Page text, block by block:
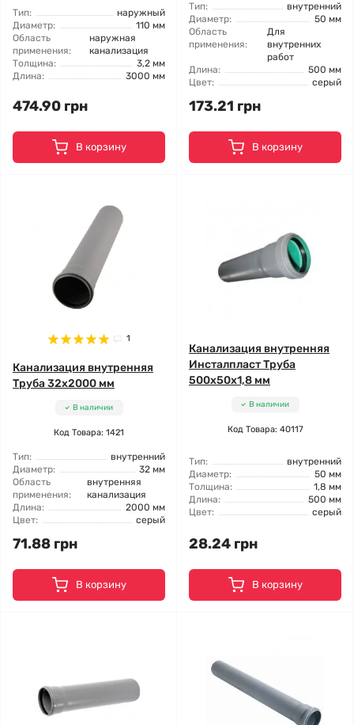
Тип:
наружный
Диаметр:
110 мм
Область
применения:
наружная
канализация
Толщина:
3,2 мм
Длина:
3000 мм
474.90 грн
В корзину
Тип:
внутренний
Диаметр:
50 мм
Область
применения:
Для
внутренних
работ
Длина:
500 мм
Цвет:
серый
173.21 грн
В корзину
1
Канализация внутренняя
Труба 32x2000 мм
В наличии
Код Товара: 1421
Тип:
внутренний
Диаметр:
32 мм
Область
применения:
внутренняя
канализация
Длина:
2000 мм
Цвет:
серый
71.88 грн
В корзину
Канализация внутренняя
Инсталпласт Труба
500x50x1,8 мм
В наличии
Код Товара: 40117
Тип:
внутренний
Диаметр:
50 мм
Толщина:
1,8 мм
Длина:
500 мм
Цвет:
серый
28.24 грн
В корзину